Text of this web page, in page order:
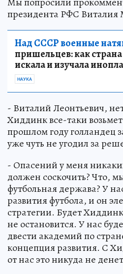
президента РФС Виталия
Над СССР военные
пришельцев: как страна
искала и изучала
НАУКА
- Виталий Леонтьевич,
Хиддинк все-таки
прошлом году голландец
уже чуть не угодил за
- Опасений у меня
должен соскочить? Что,
футбольная держава? У
развития футбола, и он
стратегии. Будет
не остановится. У нас
двести академий по
концепция развития. С
от нас это никуда не